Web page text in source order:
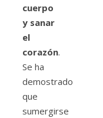
cuerpo
y sanar
el
corazón.
Se ha
demostrado
que
sumergirse